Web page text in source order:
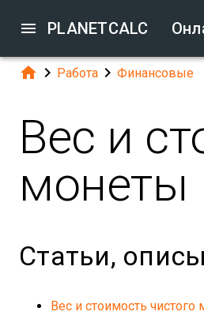
 PLANETCALC
  Работа  Финансовые
Вес и
монеты
Статьи,
Вес и стоимость